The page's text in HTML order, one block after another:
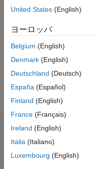
Following:
Follow
エンドースメント
Please
login
United States (English)
ヨーロッパ
Belgium (English)
Denmark (English)
Deutschland (Deutsch)
España (Español)
Finland (English)
France (Français)
Ireland (English)
Italia (Italiano)
Luxembourg (English)